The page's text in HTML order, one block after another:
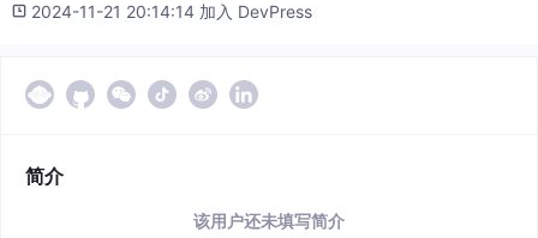
2024-11-21 20:14:14 加入 DevPress
简介
该用户还未填写简介